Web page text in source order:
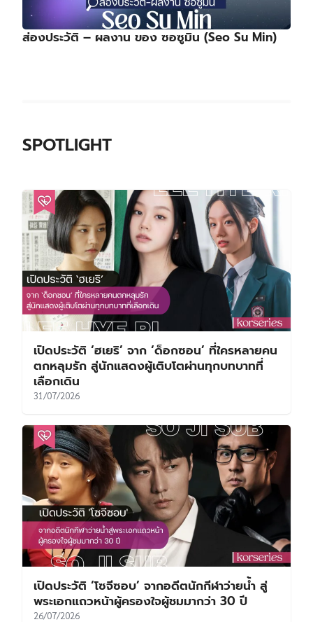
ส่องประวัติ – ผลงาน ของ ซอซูมิน (Seo Su Min)
SPOTLIGHT
เปิดประวัติ ‘ฮเยริ’ จาก ‘ด็อกซอน’ ที่ใครหลายคน
ตกหลุมรัก สู่นักแสดงผู้เติบโตผ่านทุกบทบาทที่
เลือกเดิน
31/07/2026
เปิดประวัติ ‘โซจีซอบ’ จากอดีตนักกีฬาว่ายน้ำ สู่
พระเอกแถวหน้าผู้ครองใจผู้ชมมากว่า 30 ปี
26/07/2026